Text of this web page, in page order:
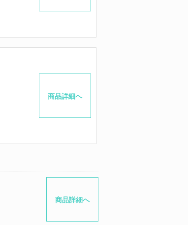
商品詳細へ
商品詳細へ